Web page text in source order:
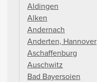
Aldingen
Alken
Andernach
Anderten, Hannover
Aschaffenburg
Auschwitz
Bad Bayersoien